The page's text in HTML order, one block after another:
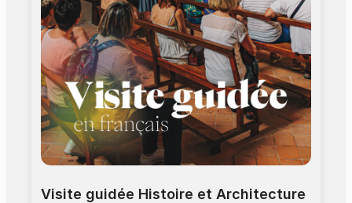
Visite guidée Histoire et Architecture